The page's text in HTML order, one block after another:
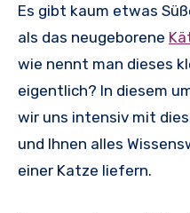
Es gibt kaum etwas
als das neugeborene
wie nennt man dieses
eigentlich? In diesem
wir uns intensiv mit
und Ihnen alles
einer Katze liefern.